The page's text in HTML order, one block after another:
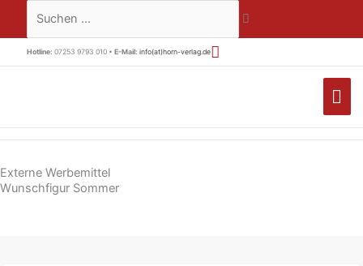
springen
Suchen …
Hotline: 07253 9793 010 • E-Mail: info(at)horn-verlag.de
Externe Werbemittel
Wunschfigur Sommer